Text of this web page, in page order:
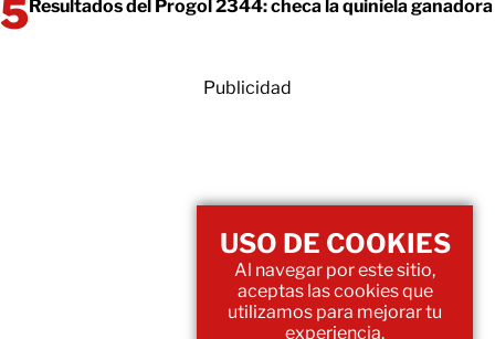
Resultados del Progol 2344: checa la quiniela ganadora
Publicidad
USO DE COOKIES
Al navegar por este sitio,
aceptas las cookies que
utilizamos para mejorar tu
experiencia.